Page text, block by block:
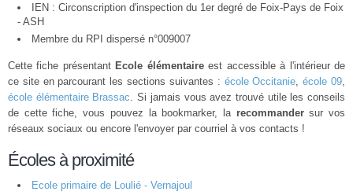
IEN : Circonscription d'inspection du 1er degré de Foix-Pays de Foix
- ASH
Membre du RPI dispersé n°009007
Cette fiche présentant Ecole élémentaireest accessible à l'intérieur de
ce site en parcourant les sections suivantes : école Occitanie,école 09,
école élémentaire Brassac. Si jamais vous avez trouvé utile les conseils
de cette fiche, vous pouvez la bookmarker, la recommandersur vos
réseaux sociaux ou encore l'envoyer par courriel à vos contacts !
Écoles à proximité
Ecole primaire de Loulié - Vernajoul